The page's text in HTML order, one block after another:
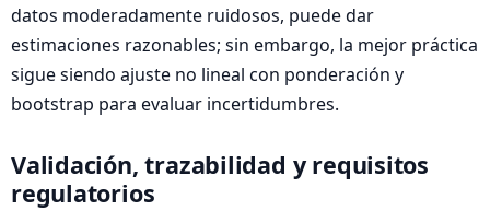
datos moderadamente ruidosos, puede dar
estimaciones razonables; sin embargo, la mejor práctica
sigue siendo ajuste no lineal con ponderación y
bootstrap para evaluar incertidumbres.
Validación, trazabilidad y requisitos
regulatorios